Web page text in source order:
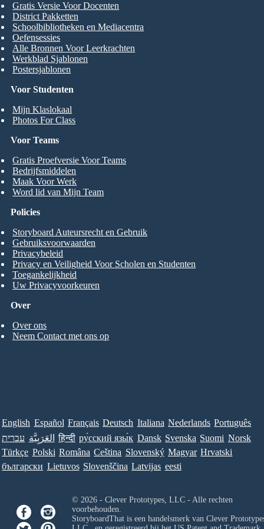
Voor Studenten
Mijn Klaslokaal
Photos For Class
Gratis Versie Voor Docenten
District Pakketten
Schoolbibliotheken en Mediacentra
Oefensessies
Alle Bronnen Voor Leerkrachten
Werkblad Sjablonen
Postersjablonen
Voor Teams
Gratis Proefversie Voor Teams
Bedrijfsmiddelen
Maak Voor Werk
Word lid van Mijn Team
Over
Over ons
Neem Contact met ons op
Policies
Storyboard Auteursrecht en Gebruik
Gebruiksvoorwaarden
Privacybeleid
Privacy en Veiligheid Voor Scholen en Studenten
Toegankelijkheid
Uw Privacyvoorkeuren
English Español Français Deutsch Italiana Nederlands Português
עברית العَرَبِيَّة हिन्दी ру́сский язы́к Dansk Svenska Suomi Norsk
Türkçe Polski Româna Ceština Slovenský Magyar Hrvatski
български Lietuvos Slovenščina Latvijas eesti
© 2026 - Clever Prototypes, LLC - Alle rechten
voorbehouden.
StoryboardThat is een handelsmerk van Clever